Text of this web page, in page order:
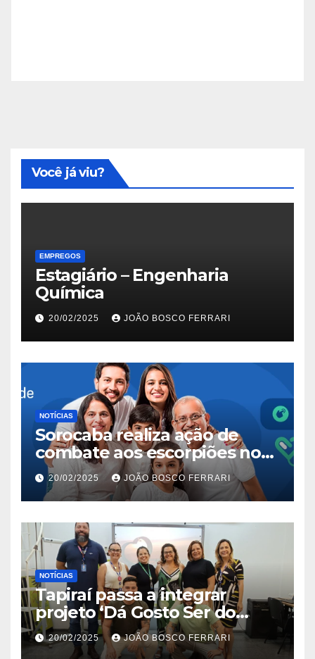
Você já viu?
EMPREGOS
Estagiário – Engenharia
Química
20/02/2025 JOÃO BOSCO FERRARI
NOTÍCIAS
Sorocaba realiza ação de
combate aos escorpiões no
Jardim São Carlos
20/02/2025 JOÃO BOSCO FERRARI
NOTÍCIAS
Tapiraí passa a integrar
projeto ‘Dá Gosto Ser do
Ribeira’ | ASN São Paulo
20/02/2025 JOÃO BOSCO FERRARI